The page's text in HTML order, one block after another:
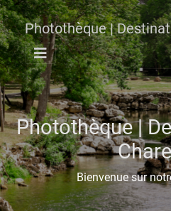
Photothèque |
Photothèque |
Bienvenue sur